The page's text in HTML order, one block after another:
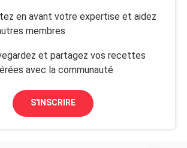
en avant votre expertise et aidez
membres
et partagez vos recettes
avec la communauté
S'INSCRIRE